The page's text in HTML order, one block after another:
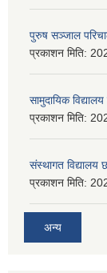
पुरुष सञ्जाल
प्रकाशन मिति:
सामुदायिक
प्रकाशन मिति:
संस्थागत विद्यालय
प्रकाशन मिति:
अन्य